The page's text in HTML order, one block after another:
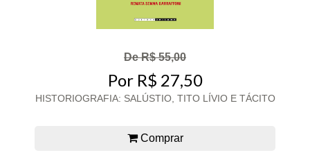
De R$ 55,00
Por R$ 27,50
HISTORIOGRAFIA: SALÚSTIO, TITO LÍVIO E TÁCITO
Comprar